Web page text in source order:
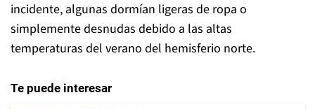
incidente, algunas dormían ligeras de ropa o
simplemente desnudas debido a las altas
temperaturas del verano del hemisferio norte.
Te puede interesar